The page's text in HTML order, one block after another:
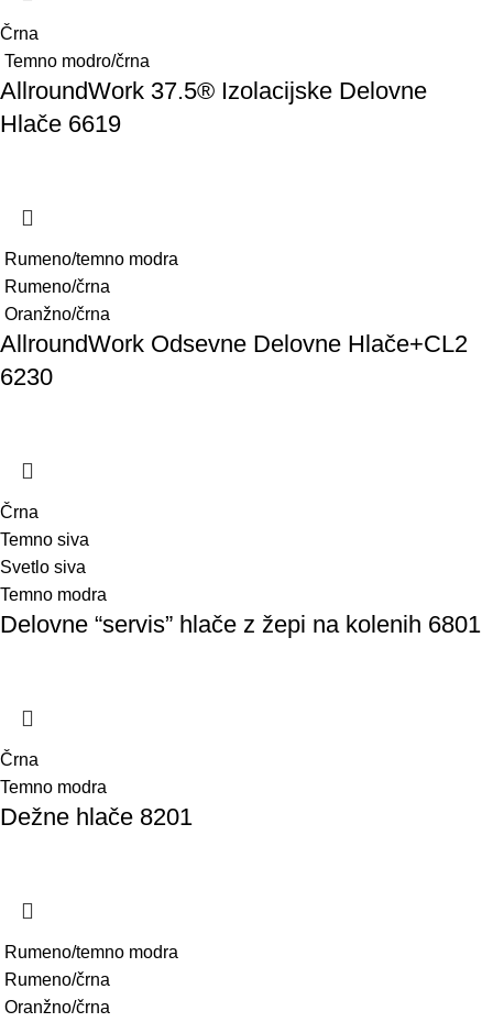
Črna
Temno modro/črna
AllroundWork 37.5® Izolacijske Delovne
Hlače 6619
Rumeno/temno modra
Rumeno/črna
Oranžno/črna
AllroundWork Odsevne Delovne Hlače+CL2
6230
Črna
Temno siva
Svetlo siva
Temno modra
Delovne “servis” hlače z žepi na kolenih 6801
Črna
Temno modra
Dežne hlače 8201
Rumeno/temno modra
Rumeno/črna
Oranžno/črna